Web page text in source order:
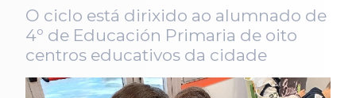
O ciclo está dirixido ao alumnado de
4º de Educación Primaria de oito
centros educativos da cidade